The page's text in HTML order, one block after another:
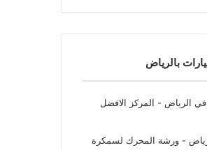
بالرياض
الرياض - المركز الافضل
- ورشة المحرك لسمكرة